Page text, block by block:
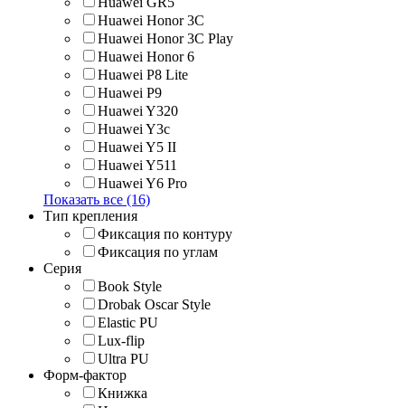
Huawei Honor 3C
Huawei Honor 3C Play
Huawei Honor 6
Huawei P8 Lite
Huawei P9
Huawei Y320
Huawei Y3c
Huawei Y5 II
Huawei Y511
Huawei Y6 Pro
Показать все (16)
Тип крепления
Фиксация по контуру
Фиксация по углам
Серия
Book Style
Drobak Oscar Style
Elastic PU
Lux-flip
Ultra PU
Форм-фактор
Книжка